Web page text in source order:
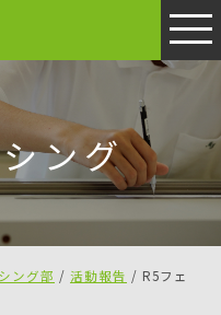
ング
ング部 / 活動報告 / R5フェ